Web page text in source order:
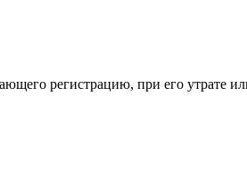
регистрацию, при его утрате